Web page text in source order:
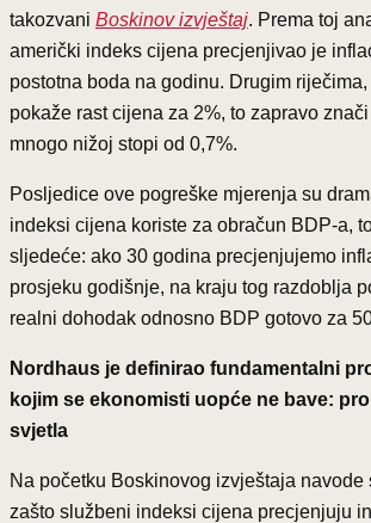
takozvani Boskinov izvještaj. Prema toj
američki indeks cijena precjenjivao je
postotna boda na godinu. Drugim
pokaže rast cijena za 2%, to zapravo
mnogo nižoj stopi od 0,7%.
Posljedice ove pogreške mjerenja su
indeksi cijena koriste za obračun BDP-a,
sljedeće: ako 30 godina precjenjujemo
prosjeku godišnje, na kraju tog razdoblja
realni dohodak odnosno BDP gotovo za
Nordhaus je definirao fundamentalni
kojim se ekonomisti uopće ne bave:
svjetla
Na početku Boskinovog izvještaja navode
zašto službeni indeksi cijena precjenjuju